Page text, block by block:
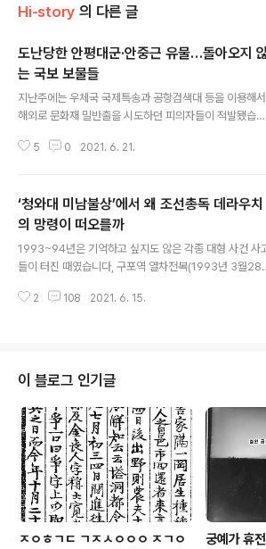
Hi-story 의 다른 글
도난당한 안평대군·안중근 유물…돌아오지
는 국보 보물들
지난주에는 우체국 국제특송과 공항검색대 등을 이용해서
해외로 문화재 밀반출을 시도하던 피의자들이 적발됐습니
보덕사에서 도난된 불상 한 구를 회수했습니다. 결국 지난
이 사라져 돌아오지 않는 국보와 보물 이야기를 해보려 합
니다. ■진품명품의 명암 1995년 시작되어 지금까지 방영
되는 장수 프로그램이 있습니다. KBS의 ‘TV쇼 진품명
품’입니다. 문화재의 가치를 대중에게 쉽게 알려주기 위해
재미삼아 감정가를 붙인, 이름 그대로 ‘문화재 쇼’ 프로그램
입니다. 그런데 1996년 방영된 45회에서 아주 흥미로운
5 0 2021. 6. 21.
‘청와대 미남불상’에서 왜 조선총독 데라우치
의 망령이 떠오를까
1993~94년은 기억하고 싶지도 않은 각종 대형 사건 사
들이 터진 때였습니다, 구포역 열차전복(1993년 3월28
0월10일), 성수대교 붕괴(1994년 10월21일), 충주호 유
사고가 줄을 잇는다는 것이었습니다. 급기야 호주 신문인
‘파이낸셜 리뷰’가 “사고가 잇따르자 김영삼 대통령이 치워
버린 불상을 제자리로 갖다놓으라는 지시를 내렸다”고 보
도하기에 이르렀습니다. 소문이 일파만파 퍼지자 청와대는
출입기자들에게 이 불상을 공개하는 자리까지 마련했습니
다. 하지만 이날 이 불..
2 108 2021. 6. 15.
이 블로그 인기글
ㅈㅇㅎㄱㄷ ㄱㅈㅅㅇㅇㅇ ㅈㄱㅇ
궁예가 휴